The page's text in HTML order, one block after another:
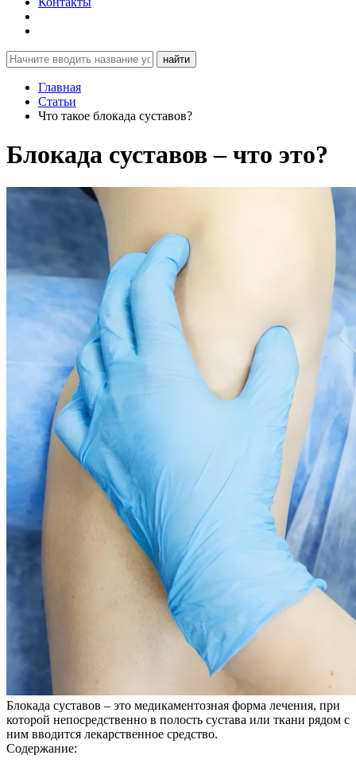
найти
Главная
Статьи
Что такое блокада суставов?
Блокада суставов – что это?
Блокада суставов – это медикаментозная форма лечения, при
которой непосредственно в полость сустава или ткани рядом с
ним вводится лекарственное средство.
Содержание: